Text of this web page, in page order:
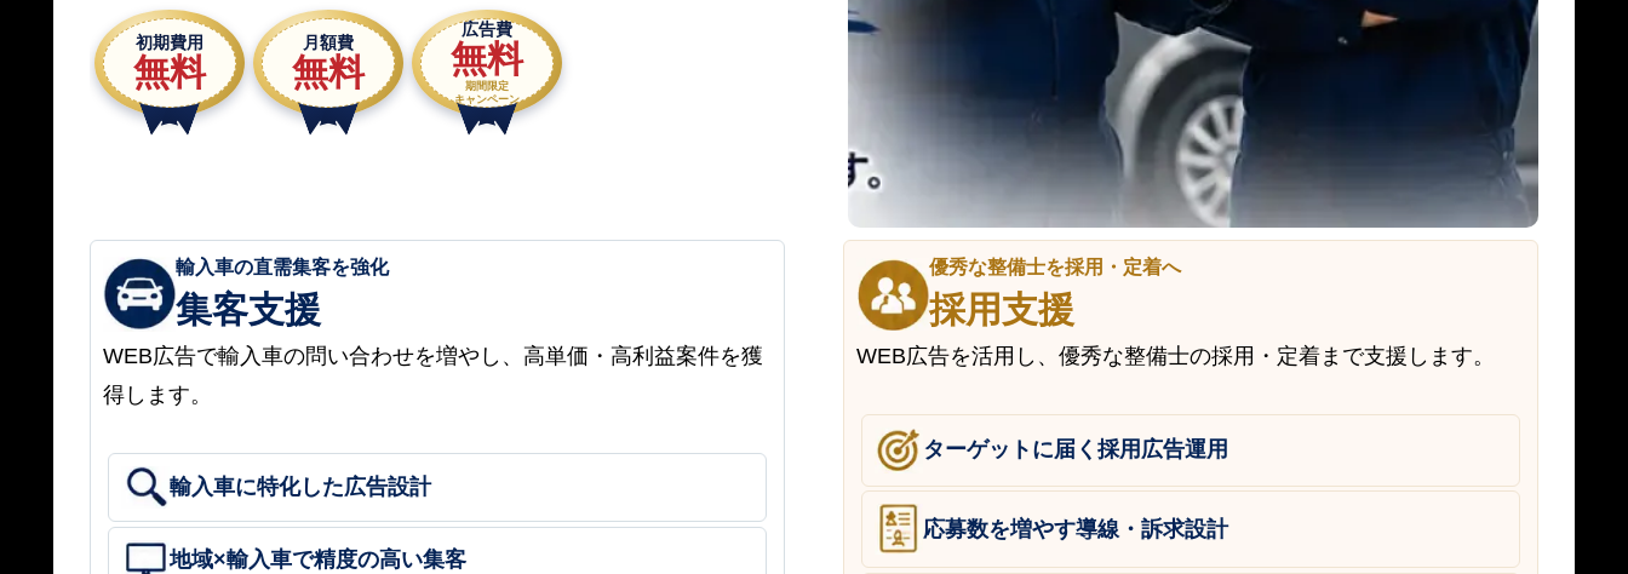
初期費用
無料
月額費
無料
広告費
無料
期間限定
キャンペーン
輸入車の直需集客を強化
集客支援
WEB広告で輸入車の問い合わせを増やし、高単価・高利益案件を獲
得します。
輸入車に特化した広告設計
地域×輸入車で精度の高い集客
優秀な整備士を採用・定着へ
採用支援
WEB広告を活用し、優秀な整備士の採用・定着まで支援します。
ターゲットに届く採用広告運用
応募数を増やす導線・訴求設計